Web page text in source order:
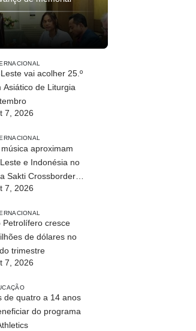
vai acolher 25.º
Asiático de Liturgia
7, 2026
aproximam
e Indonésia no
Sakti Crossborder
7, 2026
Petrolífero cresce
de dólares no
trimestre
7, 2026
de quatro a 14 anos
do programa